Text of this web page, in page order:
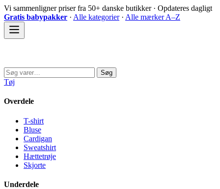
Spring
til
indhold
Vi sammenligner priser fra 50+ danske butikker · Opdateres dagligt
Gratis babypakker · Alle kategorier· Alle mærker A–Z
Søg
efter:
Søg
Tøj
Overdele
T-shirt
Bluse
Cardigan
Sweatshirt
Hættetrøje
Skjorte
Underdele